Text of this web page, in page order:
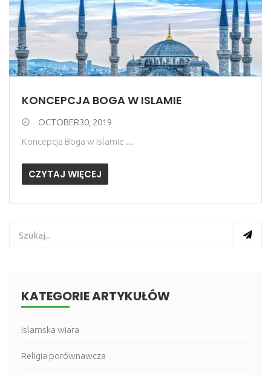
KONCEPCJA BOGA W ISLAMIE
OCTOBER30, 2019
Koncepcja Boga w Islamie ...
CZYTAJ WIĘCEJ
KATEGORIE ARTYKUŁÓW
Islamska wiara
Religia porównawcza